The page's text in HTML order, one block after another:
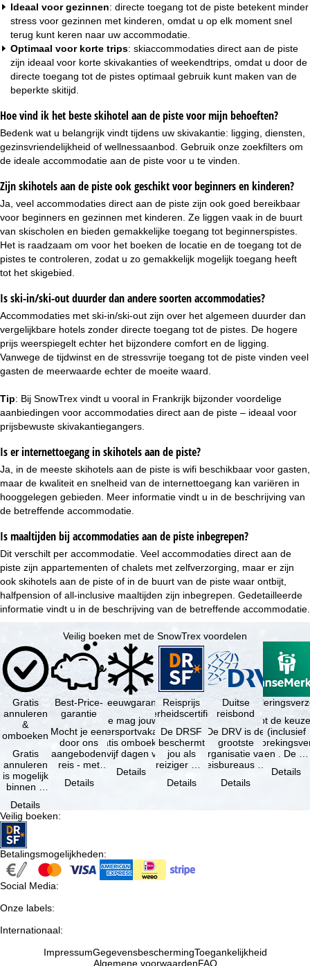
Ideaal voor gezinnen: directe toegang tot de piste betekent minder
stress voor gezinnen met kinderen, omdat u op elk moment snel
terug kunt keren naar uw accommodatie.
Optimaal voor korte trips: skiaccommodaties direct aan de piste
zijn ideaal voor korte skivakanties of weekendtrips, omdat u door de
directe toegang tot de pistes optimaal gebruik kunt maken van de
beperkte skitijd.
Hoe vind ik het beste skihotel aan de piste voor mijn behoeften?
Bedenk wat u belangrijk vindt tijdens uw skivakantie: ligging, diensten,
gezinsvriendelijkheid of wellnessaanbod. Gebruik onze zoekfilters om
de ideale accommodatie aan de piste voor u te vinden.
Zijn skihotels aan de piste ook geschikt voor beginners en kinderen?
Ja, veel accommodaties direct aan de piste zijn ook goed bereikbaar
voor beginners en gezinnen met kinderen. Ze liggen vaak in de buurt
van skischolen en bieden gemakkelijke toegang tot beginnerspistes.
Het is raadzaam om voor het boeken de locatie en de toegang tot de
pistes te controleren, zodat u zo gemakkelijk mogelijk toegang heeft
tot het skigebied.
Is ski-in/ski-out duurder dan andere soorten accommodaties?
Accommodaties met ski-in/ski-out zijn over het algemeen duurder dan
vergelijkbare hotels zonder directe toegang tot de pistes. De hogere
prijs weerspiegelt echter het bijzondere comfort en de ligging.
Vanwege de tijdwinst en de stressvrije toegang tot de piste vinden veel
gasten de meerwaarde echter de moeite waard.
Tip: Bij SnowTrex vindt u vooral in Frankrijk bijzonder voordelige
aanbiedingen voor accommodaties direct aan de piste – ideaal voor
prijsbewuste skivakantiegangers.
Is er internettoegang in skihotels aan de piste?
Ja, in de meeste skihotels aan de piste is wifi beschikbaar voor gasten,
maar de kwaliteit en snelheid van de internettoegang kan variëren in
hooggelegen gebieden. Meer informatie vindt u in de beschrijving van
de betreffende accommodatie.
Is maaltijden bij accommodaties aan de piste inbegrepen?
Dit verschilt per accommodatie. Veel accommodaties direct aan de
piste zijn appartementen of chalets met zelfverzorging, maar er zijn
ook skihotels aan de piste of in de buurt van de piste waar ontbijt,
halfpension of all-inclusive maaltijden zijn inbegrepen. Gedetailleerde
informatie vindt u in de beschrijving van de betreffende accommodatie.
Veilig boeken met de SnowTrex voordelen
Gratis
annuleren
&
omboeken
Gratis
annuleren
is mogelijk
binnen 5
de
boeking,
als jouw
vakantie …
Details
Best-Price-
garantie
Mocht je een
door ons
aangeboden
reis - met
beschikbaarheid
Details
Sneeuwgarantie
Je mag jouw
wintersportvakantie
gratis omboeken
als vijf dagen voor
Details
Reisprijs
zekerheidscertificaat
De DRSF
beschermt
jou als
reiziger met
pakketreis
Details
Duitse
reisbond
De DRV is de
grootste
organisatie van
reisbureaus en
in Duitsland. …
Details
Je hebt de
(inclusief
en . De …
Details
Veilig boeken:
Betalingsmogelijkheden:
Social Media:
Onze labels:
Internationaal:
ImpressumGegevensbeschermingToegankelijkheid
Algemene voorwaardenFAQ